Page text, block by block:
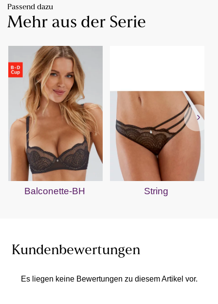
Passend dazu
Mehr aus der Serie
Balconette-BH String
Kundenbewertungen
Es liegen keine Bewertungen zu diesem Artikel vor.